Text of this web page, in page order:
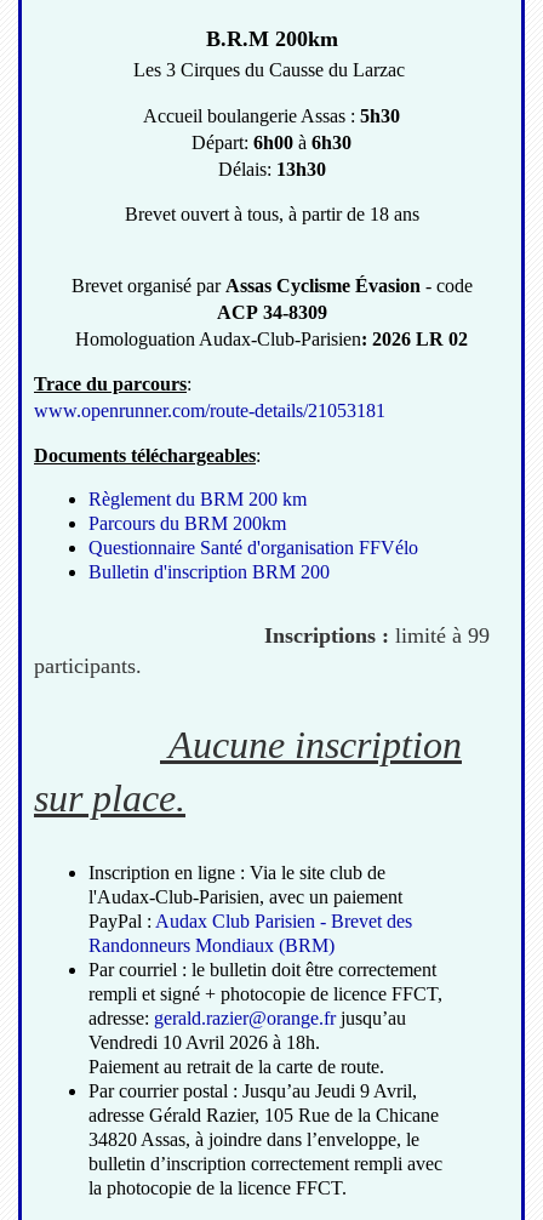
B.R.M 200km
Les 3 Cirques du Causse du Larzac
Accueil boulangerie Assas : 5h30
Départ: 6h00 à 6h30
Délais: 13h30
Brevet ouvert à tous, à partir de 18 ans
Brevet organisé par Assas Cyclisme Évasion - code
ACP 34-8309
Homologuation Audax-Club-Parisien: 2026 LR 02
Trace du parcours:
www.openrunner.com/route-details/21053181
Documents téléchargeables:
Règlement du BRM 200 km
Parcours du BRM 200km
Questionnaire Santé d'organisation FFVélo
Bulletin d'inscription BRM 200
Inscriptions : limité à 99
participants.
Aucune inscription
sur place.
Inscription en ligne : Via le site club de
l'Audax-Club-Parisien, avec un paiement
PayPal : Audax Club Parisien - Brevet des
Randonneurs Mondiaux (BRM)
Par courriel : le bulletin doit être correctement
rempli et signé + photocopie de licence FFCT,
adresse: gerald.razier@orange.frjusqu’au
Vendredi 10 Avril 2026 à 18h.
Paiement au retrait de la carte de route.
Par courrier postal : Jusqu’au Jeudi 9 Avril,
adresse Gérald Razier, 105 Rue de la Chicane
34820 Assas, à joindre dans l’enveloppe, le
bulletin d’inscription correctement rempli avec
la photocopie de la licence FFCT.